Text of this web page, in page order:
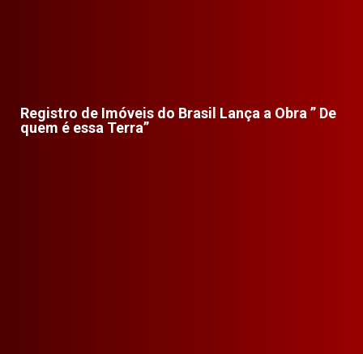
Registro de Imóveis do Brasil Lança a Obra ” De
quem é essa Terra”